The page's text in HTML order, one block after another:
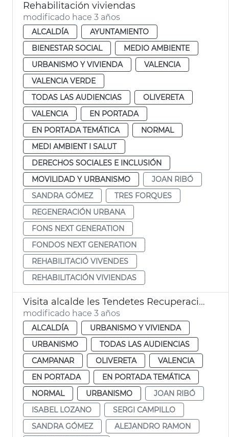
Rehabilitación viviendas
modificado hace 3 años
ALCALDÍA
AYUNTAMIENTO
BIENESTAR SOCIAL
MEDIO AMBIENTE
URBANISMO Y VIVIENDA
VALENCIA
VALENCIA VERDE
TODAS LAS AUDIENCIAS
OLIVERETA
VALENCIA
EN PORTADA
EN PORTADA TEMÁTICA
NORMAL
MEDI AMBIENT I SALUT
DERECHOS SOCIALES E INCLUSIÓN
MOVILIDAD Y URBANISMO
JOAN RIBÓ
SANDRA GÓMEZ
TRES FORQUES
REGENERACIÓN URBANA
FONS NEXT GENERATION
FONDOS NEXT GENERATION
REHABILITACIÓ VIVENDES
REHABILITACIÓN VIVIENDAS
Visita alcalde les Tendetes Recuperación viviendas Next Generation
modificado hace 3 años
ALCALDÍA
URBANISMO Y VIVIENDA
URBANISMO
TODAS LAS AUDIENCIAS
CAMPANAR
OLIVERETA
VALENCIA
EN PORTADA
EN PORTADA TEMÁTICA
NORMAL
URBANISMO
JOAN RIBÓ
ISABEL LOZANO
SERGI CAMPILLO
SANDRA GÓMEZ
ALEJANDRO RAMON